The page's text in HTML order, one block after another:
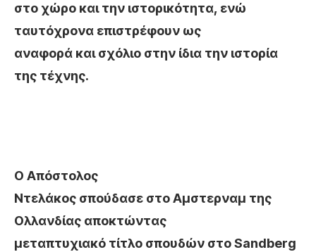
στο χώρο και την ιστορικότητα, ενώ
ταυτόχρονα επιστρέφουν ως
αναφορά και σχόλιο στην ίδια την ιστορία
της τέχνης.
Ο Απόστολος
Ντελάκος σπούδασε στο Αμστερναμ της
Ολλανδίας αποκτώντας
μεταπτυχιακό τίτλο σπουδών στοSandberg